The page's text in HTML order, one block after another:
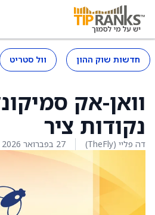
חדשות שוק ההון וול סטריט
וואן-אק
נקודות ציר
דה פליי (TheFly) 27 בפברואר 2026